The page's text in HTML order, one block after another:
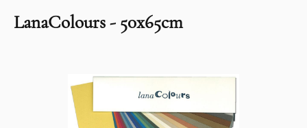
LanaColours - 50x65cm
Bildergalerie überspringen